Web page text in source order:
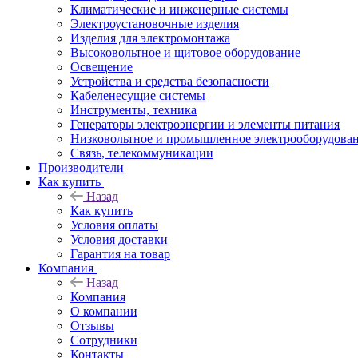
Климатические и инженерные системы
Электроустановочные изделия
Изделия для электромонтажа
Высоковольтное и щитовое оборудование
Освещение
Устройства и средства безопасности
Кабеленесущие системы
Инструменты, техника
Генераторы электроэнергии и элементы питания
Низковольтное и промышленное
Связь, телекоммуникации
Производители
Как купить
Назад
Как купить
Условия оплаты
Условия доставки
Гарантия на товар
Компания
Назад
Компания
О компании
Отзывы
Сотрудники
Контакты